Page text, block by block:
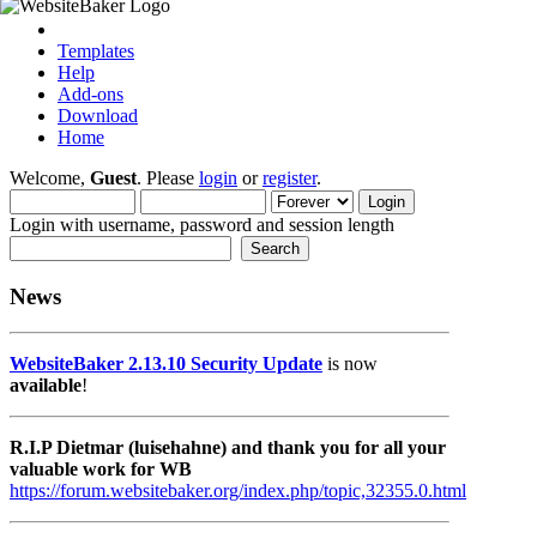
Templates
Help
Add-ons
Download
Home
Welcome, Guest. Please login orregister.
Login with username, password and session length
News
WebsiteBaker 2.13.10 Security Update is now
available!
R.I.P Dietmar (luisehahne) and thank you for all your
valuable work for WB
https://forum.websitebaker.org/index.php/topic,32355.0.html